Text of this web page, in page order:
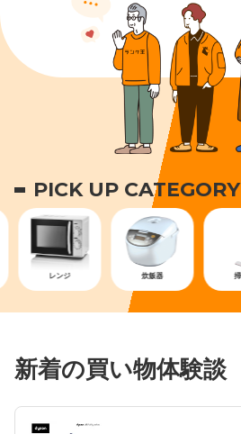
PICK UP CATEGORY
レンジ 炊飯器 掃除機
新着の買い物体験談